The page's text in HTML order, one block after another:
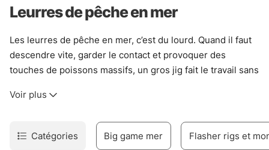
Leurres de pêche en mer
Les leurres de pêche en mer, c’est du lourd. Quand il faut
descendre vite, garder le contact et provoquer des
touches de poissons massifs, un gros jig fait le travail sans
marquées, il prend sa place là où les montages légers
c’est exactement ce qu’il faut.
Cette sous-catégorie rassemble des leurres pensés pour
Voir plus
Catégories Big game mer Flasher rigs et